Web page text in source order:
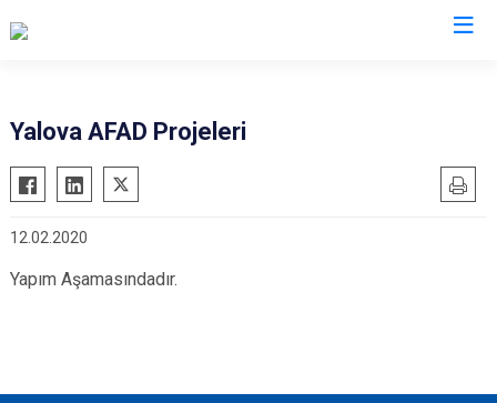
Yalova AFAD Projeleri
12.02.2020
Yapım Aşamasındadır.